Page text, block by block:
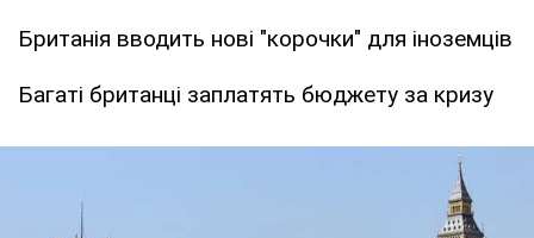
Британія вводить нові "корочки" для іноземців
Багаті британці заплатять бюджету за кризу